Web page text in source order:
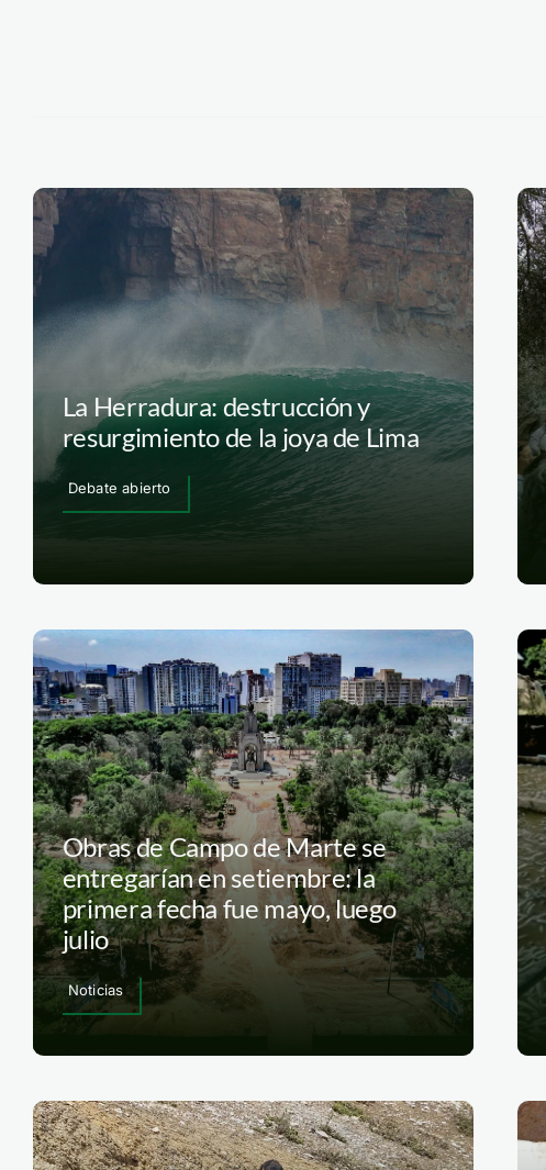
La Herradura: destrucción y
resurgimiento de la joya de Lima
Debate abierto
Obras de Campo de Marte se
entregarían en setiembre: la
primera fecha fue mayo, luego
julio
Noticias